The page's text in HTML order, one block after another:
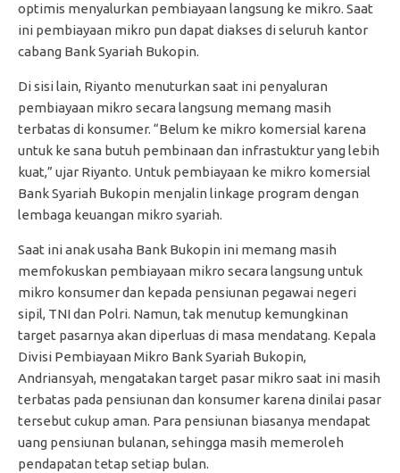
optimis menyalurkan pembiayaan langsung ke mikro. Saat
ini pembiayaan mikro pun dapat diakses di seluruh kantor
cabang Bank Syariah Bukopin.
Di sisi lain, Riyanto menuturkan saat ini penyaluran
pembiayaan mikro secara langsung memang masih
terbatas di konsumer. “Belum ke mikro komersial karena
untuk ke sana butuh pembinaan dan infrastuktur yang lebih
kuat,” ujar Riyanto. Untuk pembiayaan ke mikro komersial
Bank Syariah Bukopin menjalin linkage program dengan
lembaga keuangan mikro syariah.
Saat ini anak usaha Bank Bukopin ini memang masih
memfokuskan pembiayaan mikro secara langsung untuk
mikro konsumer dan kepada pensiunan pegawai negeri
sipil, TNI dan Polri. Namun, tak menutup kemungkinan
target pasarnya akan diperluas di masa mendatang. Kepala
Divisi Pembiayaan Mikro Bank Syariah Bukopin,
Andriansyah, mengatakan target pasar mikro saat ini masih
terbatas pada pensiunan dan konsumer karena dinilai pasar
tersebut cukup aman. Para pensiunan biasanya mendapat
uang pensiunan bulanan, sehingga masih memeroleh
pendapatan tetap setiap bulan.